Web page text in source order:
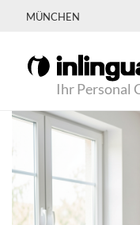
MÜNCHEN
Ihr Personal